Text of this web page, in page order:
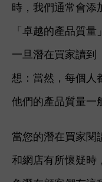
時，我們通常會添
「卓越的產品質量
一旦潛在買家讀到
想：當然，每個人
他們的產品質量一
當您的潛在買家閱
和網店有所懷疑時